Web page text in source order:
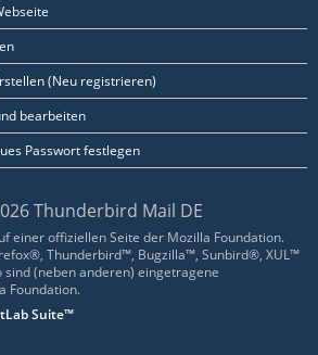
(Neu registrieren)
bearbeiten
Passwort festlegen
Thunderbird Mail DE
einer offiziellen Seite der Mozilla Foundation.
Thunderbird™, Bugzilla™, Sunbird®, XUL™
sind (neben anderen) eingetragene
Foundation.
Suite™